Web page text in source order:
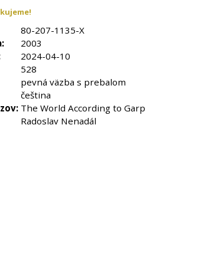
80-207-1135-X
2003
2024-04-10
528
pevná väzba s prebalom
čeština
The World According to Garp
Radoslav Nenadál